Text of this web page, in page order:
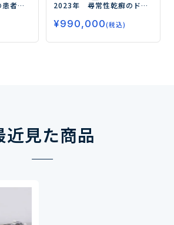
者調
使用
度、
ニー
2023年 尋常性乾癬のドク
学的製剤・オテズラ・ソー
ティクツ）の処方実態、 治
療目標・治療評価を調査―
¥990,000(税込)
近見た商品